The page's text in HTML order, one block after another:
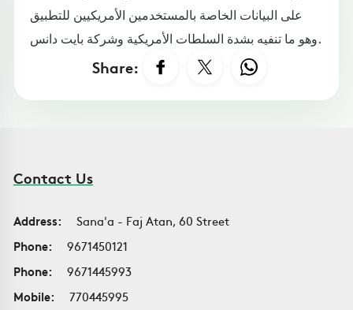
على البيانات الخاصة بالمستخدمين الأمريكيين للتطبيق
وهو ما تنفيه بشدة السلطات الأمريكية وشركة بايت دانس.
Share:
Contact Us
Address:
Sana'a - Faj Atan, 60 Street
Phone:
9671450121
Phone:
9671445993
Mobile:
770445995